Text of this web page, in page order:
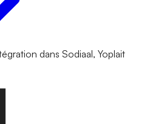
dans Sodiaal, Yoplait